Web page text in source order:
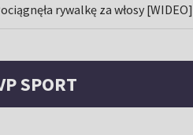
rywalkę za włosy [WIDEO]
SPORT